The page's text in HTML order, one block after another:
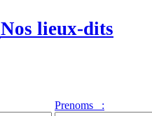
Nos lieux-dits
Prenoms :